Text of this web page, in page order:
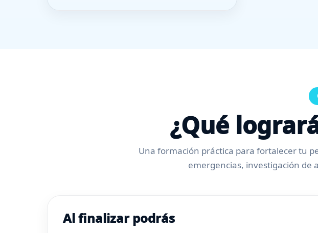
¿Qué
Una formación práctica para fortalecer tu
emergencias, investigación de
Al finalizar podrás